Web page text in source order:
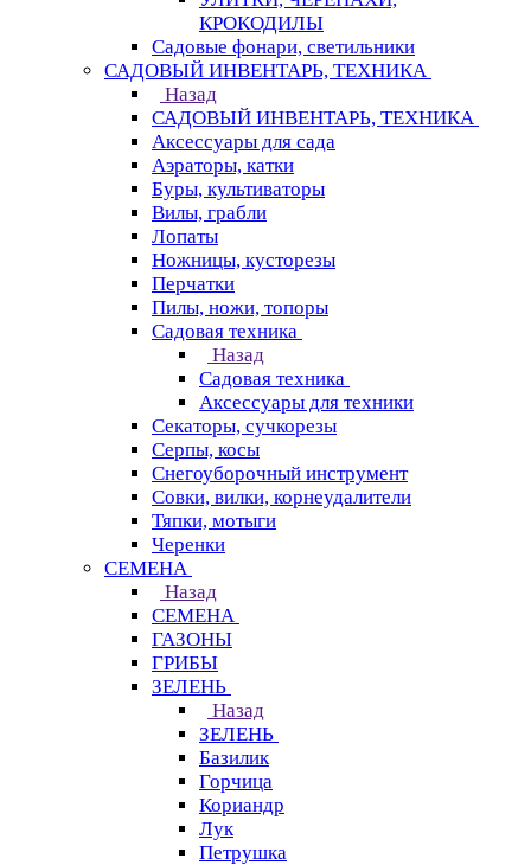
КРОКОДИЛЫ
Садовые фонари, светильники
САДОВЫЙ ИНВЕНТАРЬ, ТЕХНИКА
Назад
САДОВЫЙ ИНВЕНТАРЬ, ТЕХНИКА
Аксессуары для сада
Аэраторы, катки
Буры, культиваторы
Вилы, грабли
Лопаты
Ножницы, кусторезы
Перчатки
Пилы, ножи, топоры
Садовая техника
Назад
Садовая техника
Аксессуары для техники
Секаторы, сучкорезы
Серпы, косы
Снегоуборочный инструмент
Совки, вилки, корнеудалители
Тяпки, мотыги
Черенки
СЕМЕНА
Назад
СЕМЕНА
ГАЗОНЫ
ГРИБЫ
ЗЕЛЕНЬ
Назад
ЗЕЛЕНЬ
Базилик
Горчица
Кориандр
Лук
Петрушка